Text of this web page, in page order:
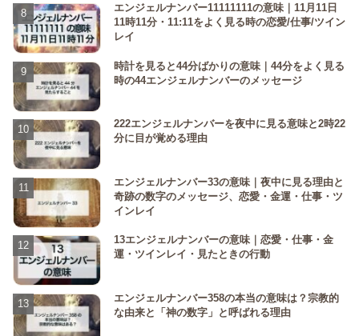
エンジェルナンバー11111111の意味｜11月11日
11時11分・11:11をよく見る時の恋愛/仕事/ツイン
レイ
時計を見ると44分ばかりの意味｜44分をよく見る
時の44エンジェルナンバーのメッセージ
222エンジェルナンバーを夜中に見る意味と2時22
分に目が覚める理由
エンジェルナンバー33の意味｜夜中に見る理由と
奇跡の数字のメッセージ、恋愛・金運・仕事・ツ
インレイ
13エンジェルナンバーの意味｜恋愛・仕事・金
運・ツインレイ・見たときの行動
エンジェルナンバー358の本当の意味は？宗教的
な由来と「神の数字」と呼ばれる理由